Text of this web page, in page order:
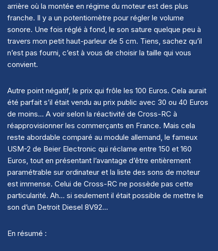
arrière où la montée en régime du moteur est des plus
franche. Il y a un potentiomètre pour régler le volume
sonore. Une fois réglé à fond, le son sature quelque peu à
travers mon petit haut-parleur de 5 cm. Tiens, sachez qu’il
n’est pas fourni, c’est à vous de choisir la taille qui vous
convient.
Autre point négatif, le prix qui frôle les 100 Euros. Cela aurait
été parfait s’il était vendu au prix public avec 30 ou 40 Euros
de moins… A voir selon la réactivité de Cross-RC à
réapprovisionner les commerçants en France. Mais cela
reste abordable comparé au module allemand, le fameux
USM-2 de Beier Electronic qui réclame entre 150 et 160
Euros, tout en présentant l’avantage d’être entièrement
paramétrable sur ordinateur et la liste des sons de moteur
est immense. Celui de Cross-RC ne possède pas cette
particularité. Ah… si seulement il était possible de mettre le
son d’un Detroit Diesel 8V92…
En résumé :